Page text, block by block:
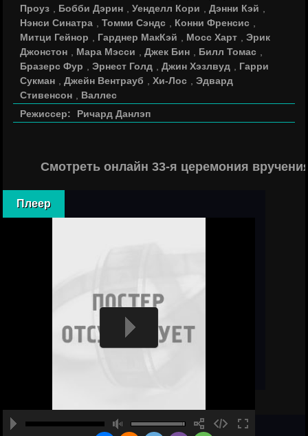
Проуз
Бобби Дэрин ,Уенделл Кори ,Дэнни Кэй
Нэнси Синатра
,Томми Сэндс Конни Френсис
Митци Гейнор
Гарднер МакКэй Мосс Харт ,Эрик
Джонстон
Мара Мэсси ,Джек Бин Билл Томас
Бразерс Фур
,Эрнест Голд ,Джин Хэзлвуд
Гарри
Сукман
,Джейн Вентрауб ,Хи-Лос ,Эдвард
Стивенсон
Валлес
Режиссер:
Ричард Данлэп
Смотреть онлайн 33-я церемония
Плеер